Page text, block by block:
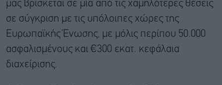
μας βρίσκεται σε μία από τις χαμηλότερες θέσεις
σε σύγκριση με τις υπόλοιπες χώρες της
Ευρωπαϊκής Ένωσης, με μόλις περίπου 50.000
ασφαλισμένους και €300 εκατ. κεφάλαια
διαχείρισης.